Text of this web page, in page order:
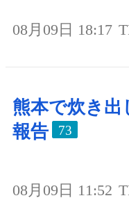
08月09日 18:17
熊本で炊き
報告
73
08月09日 11:52